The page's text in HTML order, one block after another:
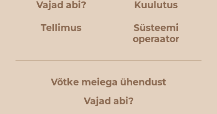
Vajad abi? Kuulutus
Tellimus
Süsteemi
operaator
Võtke meiega ühendust
Vajad abi?